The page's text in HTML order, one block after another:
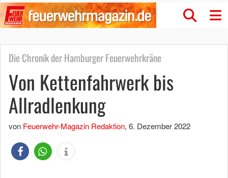
Die Chronik der Hamburger Feuerwehrkräne
Von Kettenfahrwerk bis
Allradlenkung
von Feuerwehr-Magazin Redaktion, 6. Dezember 2022